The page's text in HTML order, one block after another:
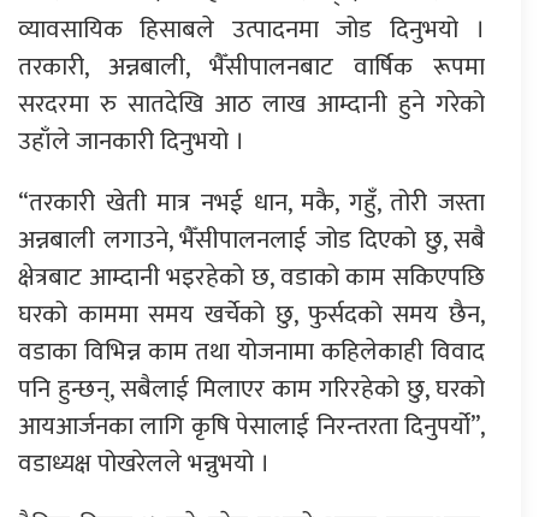
व्यावसायिक हिसाबले उत्पादनमा जोड दिनुभयो ।
तरकारी, अन्नबाली, भैँसीपालनबाट वार्षिक रूपमा
सरदरमा रु सातदेखि आठ लाख आम्दानी हुने गरेको
उहाँले जानकारी दिनुभयो ।
“तरकारी खेती मात्र नभई धान, मकै, गहुँ, तोरी जस्ता
अन्नबाली लगाउने, भैँसीपालनलाई जोड दिएको छु, सबै
क्षेत्रबाट आम्दानी भइरहेको छ, वडाको काम सकिएपछि
घरको काममा समय खर्चेको छु, फुर्सदको समय छैन,
वडाका विभिन्न काम तथा योजनामा कहिलेकाही विवाद
पनि हुन्छन्, सबैलाई मिलाएर काम गरिरहेको छु, घरको
आयआर्जनका लागि कृषि पेसालाई निरन्तरता दिनुपर्यो”,
वडाध्यक्ष पोखरेलले भन्नुभयो ।